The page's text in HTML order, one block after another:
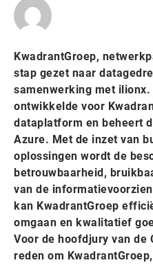
KwadrantGroep,
stap gezet naar
samenwerking met
ontwikkelde voor
dataplatform en beheert
Azure. Met de inzet van
oplossingen wordt de
betrouwbaarheid,
van de
kan KwadrantGroep
omgaan en kwalitatief
Voor de hoofdjury van de
reden om